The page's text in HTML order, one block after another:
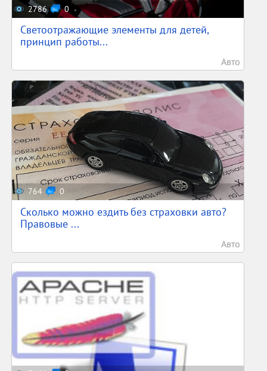
2786 0
Светоотражающие элементы для детей,
принцип работы...
Авто
764 0
Сколько можно ездить без страховки авто?
Правовые ...
Авто